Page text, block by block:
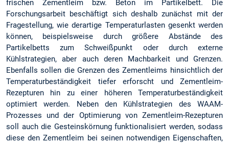
frischen Zementleim bzw. Beton im Partikelbett. Die
Forschungsarbeit beschäftigt sich deshalb zunächst mit der
Fragestellung, wie derartige Temperaturlasten gesenkt werden
können, beispielsweise durch größere Abstände des
Partikelbetts zum Schweißpunkt oder durch externe
Kühlstrategien, aber auch deren Machbarkeit und Grenzen.
Ebenfalls sollen die Grenzen des Zementleims hinsichtlich der
Temperaturbeständigkeit tiefer erforscht und Zementleim-
Rezepturen hin zu einer höheren Temperaturbeständigkeit
optimiert werden. Neben den Kühlstrategien des WAAM-
Prozesses und der Optimierung von Zementleim-Rezepturen
soll auch die Gesteinskörnung funktionalisiert werden, sodass
diese den Zementleim bei seinen notwendigen Eigenschaften,